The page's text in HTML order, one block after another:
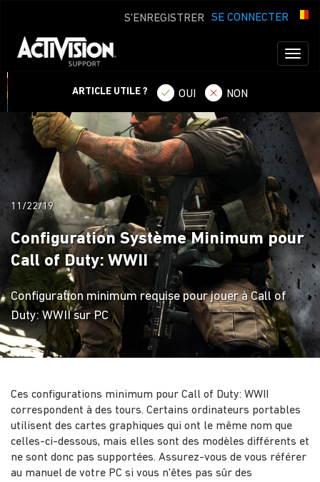
SE CONNECTER
S'ENREGISTRER
ARTICLE UTILE ? OUI NON
11/22/19
Configuration Système Minimum pour
Call of Duty: WWII
Configuration minimum requise pour jouer à Call of
Duty: WWII sur PC
Ces configurations minimum pour Call of Duty: WWII
correspondent à des tours. Certains ordinateurs portables
utilisent des cartes graphiques qui ont le même nom que
celles-ci-dessous, mais elles sont des modèles différents et
ne sont donc pas supportées. Assurez-vous de vous référer
au manuel de votre PC si vous n'êtes pas sûr des